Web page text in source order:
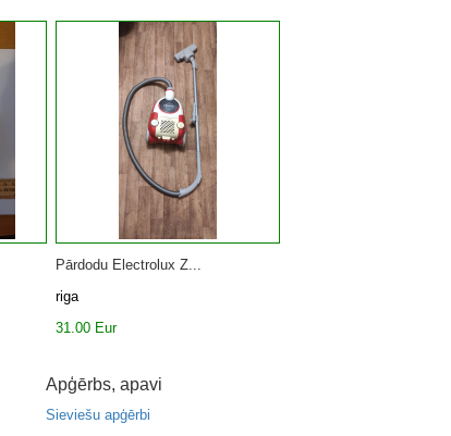
Pārdodu Electrolux Z...
riga
31.00 Eur
Apģērbs, apavi
Sieviešu apģērbi